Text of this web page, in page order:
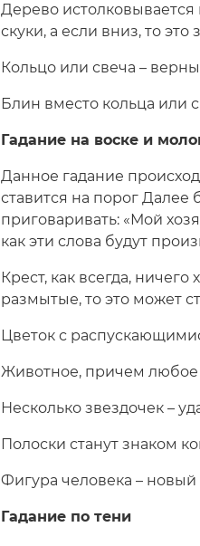
Дерево истолковывается
скуки, а если вниз, то
Кольцо или свеча –
Блин вместо кольца или
Гадание на воске и
Данное гадание
ставится на порог Далее
приговаривать: «Мой
как эти слова будут
Крест, как всегда,
размытые, то это может
Цветок с
Животное, причем любое
Несколько звездочек –
Полоски станут знаком
Фигура человека –
Гадание по тени